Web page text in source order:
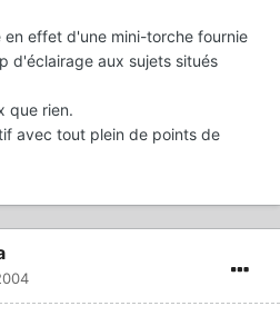
effet d'une mini-torche fournie
d'éclairage aux sujets situés
que rien.
avec tout plein de points de